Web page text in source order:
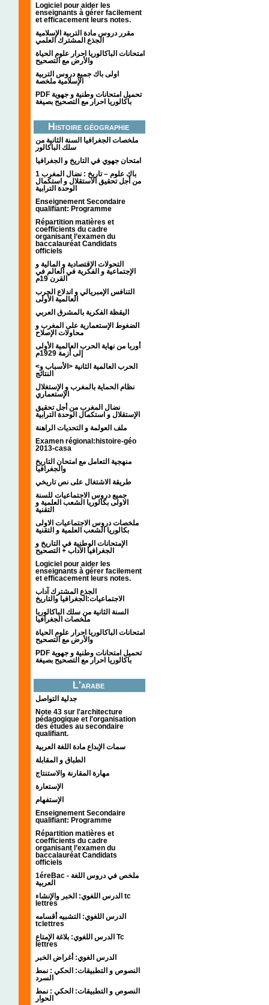
Logiciel pour aider les
enseignants à gérer facilement
et efficacement leurs notes.
مقرر دروس مادة التربية الإسلامية
الجذع المشترك العلمي
امتحانات الباكالوريا احرار علوم الحياة
والأرض مع التصحيح
اولى باك جميع دروس التربية
الإسلامية ملخصة
PDF تحميل امتحانات وطنية و جهوية
باكالوريا احرار مع التصحيح بصيغة
Histoire géographie
ملخصات الجغرافيا السنة الثانية من
سلك الباكالور
امتحان جهوي في التاريخ و الجغرافيا
1 باك علوم – تاريخ : نضال المغرب
من أجل تحقيق الاستقلال و استكمال
الوحدة الترابية
Enseignement Secondaire
qualifiant: Programme
Répartition matières et
coefficients du cadre
organisant l’examen du
baccalauréat Candidats
officiels
التحولات الإقتصادية و المالية و
الإجتماعية و الفكرية في العالم في
القرن 19م
التنافس الإمبريالي و اندلاع الحرب
العالمية الأولى
اليقظة الفكرية بالمشرق العربي
الضغوط الإستعمارية على المغرب و
محاولات الإصلاح
أوربا من نهاية الحرب العالمية الأولى
إلى أزمة 1929م
<الحرب العالمية الثانية <الأسباب و
النتائج
نظام الحماية بالمغرب و الإستغلال
الإستعماري
نضال المغرب من أجل تحقيق
الإستقلال و استكمال الوحدة الترابية
ملف العولمة و التحديات الراهنة
Examen régional:histoire-géo
2013-casa
منهجية التعامل مع امتحان التاريخ
والجغرافيا
طريقة الاشتغال على نص تاريخي
جميع دروس الاجتماعيات للسنة
الاولى بكالوريا الشعب العلمية و
التقنية
ملخصات دروس الاجتماعيات الاولى
بكالوريا الشعب العلمية و التقنية
الإمتحانات الوطنية في التاريخ و
الجغرافيا الآداب + التصحيح
Logiciel pour aider les
enseignants à gérer facilement
et efficacement leurs notes.
الجذع المشترك آداب
الاجتماعيات:الجغرافيا والتاريخ
السنة الثانية من سلك الباكالوريا
ملخصات الجغرافيا
امتحانات الباكالوريا احرار علوم الحياة
والأرض مع التصحيح
PDF تحميل امتحانات وطنية و جهوية
باكالوريا احرار مع التصحيح بصيغة
L'arabe
جدلية التواصل
Note 43 sur l'architecture
pédagogique et l'organisation
des études au secondaire
qualifiant.
سمات الإبداع مادة اللغة العربية
الطباق و المقابلة
مهارة المقارنة والاستنتاج
الإستعارة
الإستفهام
Enseignement Secondaire
qualifiant: Programme
Répartition matières et
coefficients du cadre
organisant l’examen du
baccalauréat Candidats
officiels
1éreBac - ملخص في دروس اللغة
العربية
الدرس اللغوي: الخبر والإنشاء tc
lettres
الدرس اللغوي: التشبيه أقسامه
tclettres
الدرس اللغوي: بلاغة الإمتاع Tc
lettres
الدرس الغوي: أغراض الخبر
النصوص و التطبيقات: الحكي : نمط
السرد
النصوص و التطبيقات: الحكي : نمط
الحوار